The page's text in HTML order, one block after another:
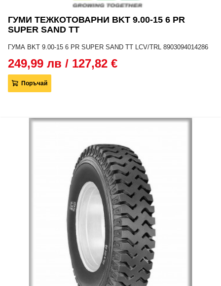
ГУМИ ТЕЖКОТОВАРНИ BKT 9.00-15 6 PR
SUPER SAND TT
ГУМА BKT 9.00-15 6 PR SUPER SAND TT LCV/TRL 8903094014286
249,99 лв / 127,82 €
Поръчай